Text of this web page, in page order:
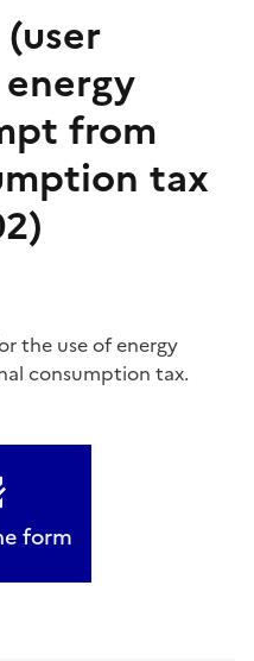
from
tax
the use of energy
consumption tax.
form